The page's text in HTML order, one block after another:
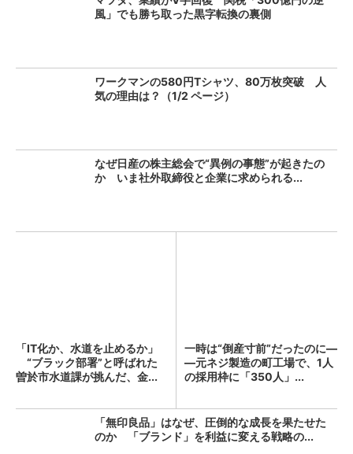
風」でも勝ち取った黒字転換の裏側
ワークマンの580円Tシャツ、80万枚突破 人
気の理由は？（1/2 ページ）
なぜ日産の株主総会で“異例の事態”が起きたの
か いま社外取締役と企業に求められる...
「IT化か、水道を止めるか」
“ブラック部署”と呼ばれた
曽於市水道課が挑んだ、金...
一時は“倒産寸前”だったのに―
―元ネジ製造の町工場で、1人
の採用枠に「350人」...
「無印良品」はなぜ、圧倒的な成長を果たせた
のか 「ブランド」を利益に変える戦略の...